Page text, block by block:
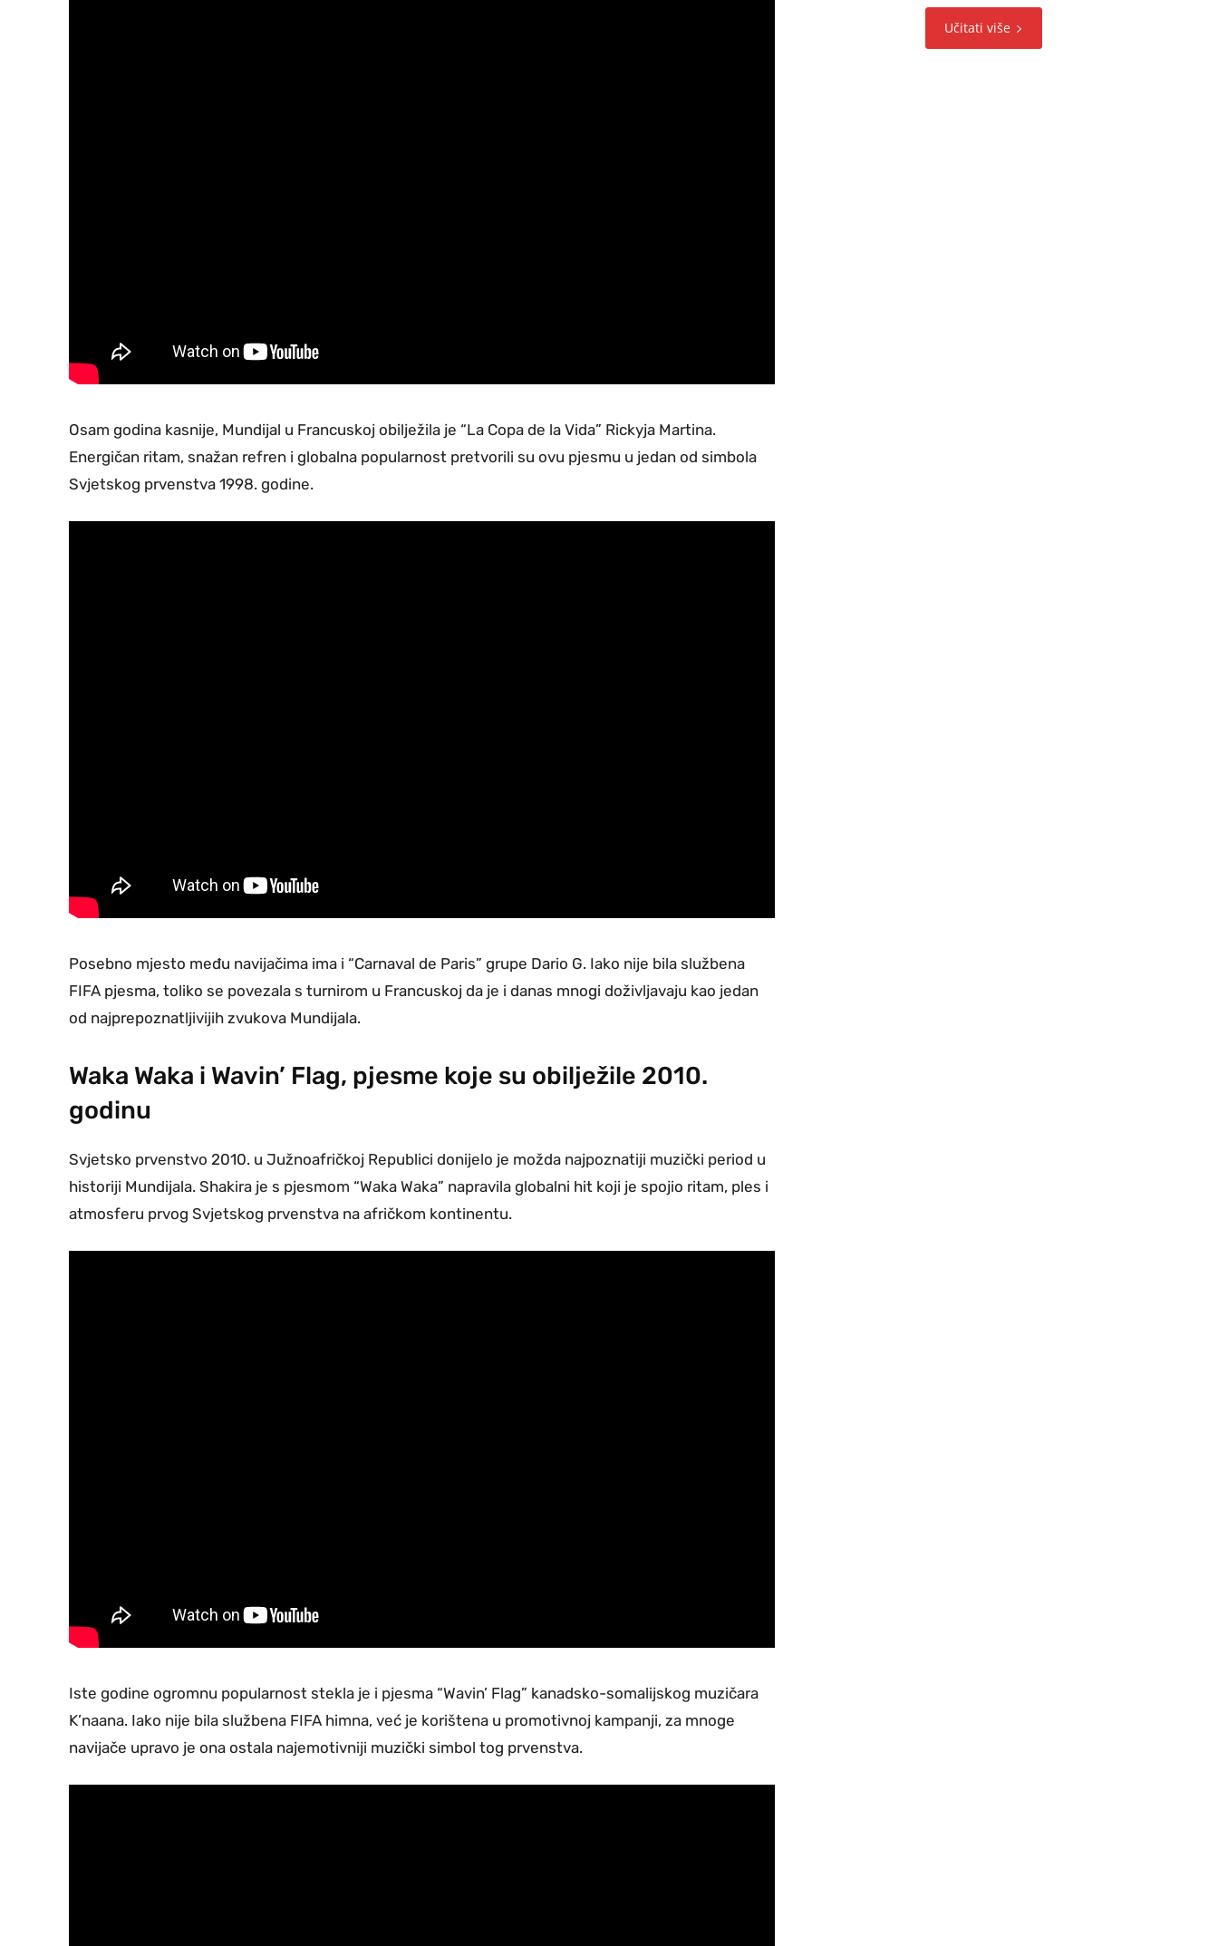
Osam godina kasnije, Mundijal u Francuskoj obilježila je “La Copa de la Vida” Rickyja Martina.
Energičan ritam, snažan refren i globalna popularnost pretvorili su ovu pjesmu u jedan od simbola
Svjetskog prvenstva 1998. godine.
Posebno mjesto među navijačima ima i “Carnaval de Paris” grupe Dario G. Iako nije bila službena
FIFA pjesma, toliko se povezala s turnirom u Francuskoj da je i danas mnogi doživljavaju kao jedan
od najprepoznatljivijih zvukova Mundijala.
Waka Waka i Wavin’ Flag, pjesme koje su obilježile 2010.
godinu
Svjetsko prvenstvo 2010. u Južnoafričkoj Republici donijelo je možda najpoznatiji muzički period u
historiji Mundijala. Shakira je s pjesmom “Waka Waka” napravila globalni hit koji je spojio ritam, ples i
atmosferu prvog Svjetskog prvenstva na afričkom kontinentu.
Iste godine ogromnu popularnost stekla je i pjesma “Wavin’ Flag” kanadsko-somalijskog muzičara
K’naana. Iako nije bila službena FIFA himna, već je korištena u promotivnoj kampanji, za mnoge
navijače upravo je ona ostala najemotivniji muzički simbol tog prvenstva.
Učitati više